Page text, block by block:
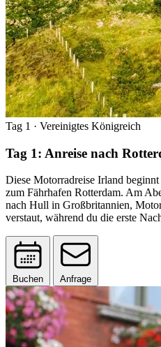
Tag 1 · Vereinigtes Königreich
Tag 1: Anreise nach
Diese Motorradreise Irland
zum Fährhafen Rotterdam. Am
nach Hull in Großbritannien,
verstaut, während du die erste
Buchen Anfrage